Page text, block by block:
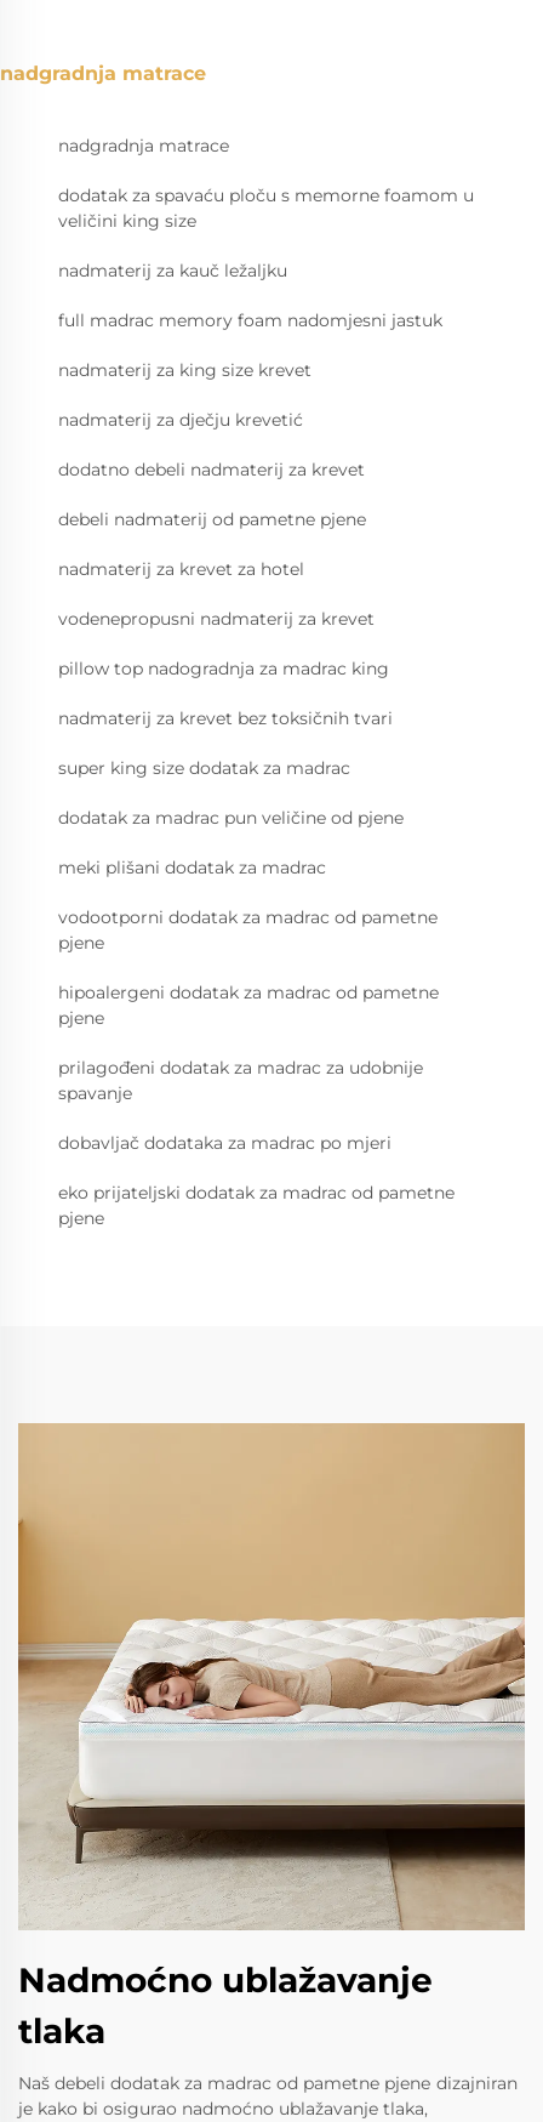
nadgradnja matrace
nadgradnja matrace
dodatak za spavaću ploču s memorne foamom u
veličini king size
nadmaterij za kauč ležaljku
full madrac memory foam nadomjesni jastuk
nadmaterij za king size krevet
nadmaterij za dječju krevetić
dodatno debeli nadmaterij za krevet
debeli nadmaterij od pametne pjenе
nadmaterij za krevet za hotel
vodenepropusni nadmaterij za krevet
pillow top nadogradnja za madrac king
nadmaterij za krevet bez toksičnih tvari
super king size dodatak za madrac
dodatak za madrac pun veličine od pjene
meki plišani dodatak za madrac
vodootporni dodatak za madrac od pametne
pjene
hipoalergeni dodatak za madrac od pametne
pjene
prilagođeni dodatak za madrac za udobnije
spavanje
dobavljač dodataka za madrac po mjeri
eko prijateljski dodatak za madrac od pametne
pjene
Nadmoćno ublažavanje
tlaka
Naš debeli dodatak za madrac od pametne pjenе dizajniran
je kako bi osigurao nadmoćno ublažavanje tlaka,